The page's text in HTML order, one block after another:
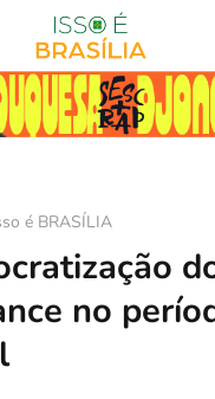
é BRASÍLIA
no